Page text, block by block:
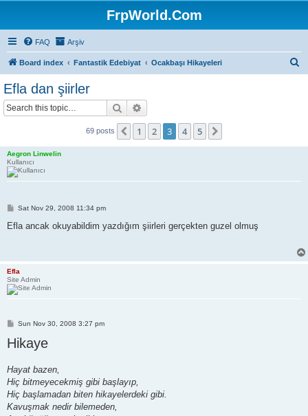
FrpWorld.Com
FAQ Arşiv
Board index Fantastik Edebiyat Ocakbaşı Hikayeleri
Efla dan şiirler
Search
69 posts Previous
1 2 3 4 5
Aegron Linwelin
Kullanıcı
P
s
Sat Nov 29, 2008 11:34 pm
Efla ancak okuyabildim yazdığım şiirleri gerçekten guzel olmuş
Efla
Site Admin
P
s
t
Sun Nov 30, 2008 3:27 pm
Hikaye
Hayat bazen,
Hiç bitmeyecekmiş gibi başlayıp,
Hiç başlamadan biten hikayelerdeki gibi.
Kavuşmak nedir bilemeden,